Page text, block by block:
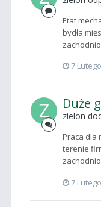
Etat
bydła
7
Duże
zielon
Praca dla
terenie
7